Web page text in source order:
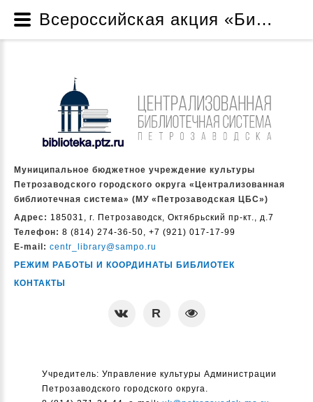
Муниципальное бюджетное учреждение культуры
Петрозаводского городского округа «Централизованная
библиотечная система» (МУ «Петрозаводская ЦБС»)
Адрес: 185031, г. Петрозаводск, Октябрьский пр-кт., д.7
Телефон: 8 (814) 274-36-50, +7 (921) 017-17-99
E-mail: centr_library@sampo.ru
РЕЖИМ РАБОТЫ И КООРДИНАТЫ БИБЛИОТЕК
КОНТАКТЫ
Учредитель: Управление культуры Администрации
Петрозаводского городского округа.
Всероссийская акция «Библионочь» - Проекты и программы - О нас - Муниципальное бюджетное учреждение культуры Петрозаводского городского округа «Централизованная библиотечная система» (МУ «Петрозаводская ЦБС»)